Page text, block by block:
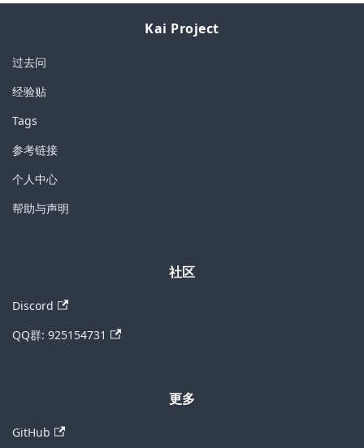
Kai Project
过去问
经验贴
Tags
参考链接
个人中心
帮助与声明
社区
Discord
QQ群: 925154731
更多
GitHub